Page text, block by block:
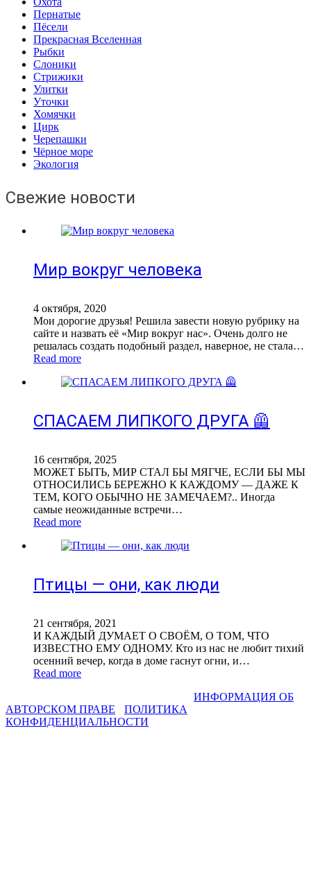
Пернатые
Пёсели
Прекрасная Вселенная
Рыбки
Слоники
Стрижики
Улитки
Уточки
Хомячки
Цирк
Черепашки
Чёрное море
Экология
Свежие новости
Мир вокруг человека
4 октября, 2020
Мои дорогие друзья! Решила завести новую рубрику на
сайте и назвать её «Мир вокруг нас». Очень долго не
решалась создать подобный раздел, наверное, не стала…
Read more
СПАСАЕМ ЛИПКОГО ДРУГА 🦺
16 сентября, 2025
МОЖЕТ БЫТЬ, МИР СТАЛ БЫ МЯГЧЕ, ЕСЛИ БЫ МЫ
ОТНОСИЛИСЬ БЕРЕЖНО К КАЖДОМУ — ДАЖЕ К
ТЕМ, КОГО ОБЫЧНО НЕ ЗАМЕЧАЕМ?.. Иногда
самые неожиданные встречи…
Read more
Птицы — они, как люди
21 сентября, 2021
И КАЖДЫЙ ДУМАЕТ О СВОЁМ, О ТОМ, ЧТО
ИЗВЕСТНО ЕМУ ОДНОМУ. Кто из нас не любит тихий
осенний вечер, когда в доме гаснут огни, и…
Read more
ИНФОРМАЦИЯ ОБ
АВТОРСКОМ ПРАВЕ
ПОЛИТИКА
КОНФИДЕНЦИАЛЬНОСТИ